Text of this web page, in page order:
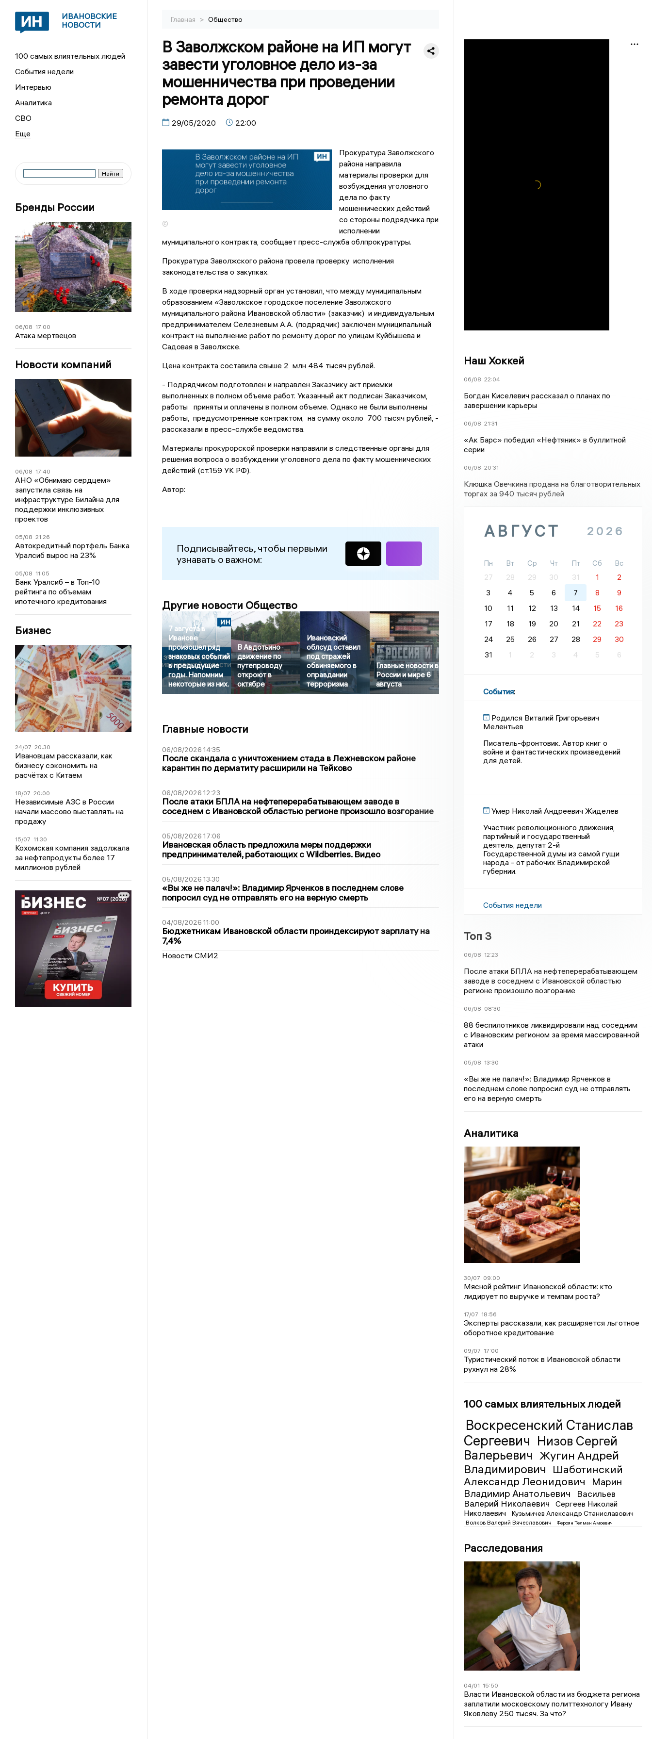
ИВАНОВСКИЕ
НОВОСТИ
100 самых влиятельных людей
События недели
Интервью
Аналитика
СВО
Бренды России
06/08 17:00
Атака мертвецов
Новости компаний
06/08 17:40
АНО «Обнимаю сердцем»
запустила связь на
инфраструктуре Билайна для
поддержки инклюзивных
проектов
05/08 21:26
Автокредитный портфель Банка
Уралсиб вырос на 23%
05/08 11:05
Банк Уралсиб – в Топ-10
рейтинга по объемам
ипотечного кредитования
Бизнес
24/07 20:30
Ивановцам рассказали, как
бизнесу сэкономить на
расчётах с Китаем
18/07 20:00
Независимые АЗС в России
начали массово выставлять на
продажу
15/07 11:30
Кохомская компания задолжала
за нефтепродукты более 17
миллионов рублей
Главная > Общество
В Заволжском районе на ИП могут
завести уголовное дело из-за
мошенничества при проведении
ремонта дорог
29/05/2020 22:00
©
Прокуратура Заволжского
района направила
материалы проверки для
возбуждения уголовного
дела по факту
мошеннических действий
со стороны подрядчика при
исполнении
муниципального контракта, сообщает пресс-служба облпрокуратуры.
Прокуратура Заволжского района провела проверку исполнения
законодательства о закупках.
В ходе проверки надзорный орган установил, что между муниципальным
образованием «Заволжское городское поселение Заволжского
муниципального района Ивановской области» (заказчик) и индивидуальным
предпринимателем Селезневым А.А. (подрядчик) заключен муниципальный
контракт на выполнение работ по ремонту дорог по улицам Куйбышева и
Садовая в Заволжске.
Цена контракта составила свыше 2 млн 484 тысяч рублей.
- Подрядчиком подготовлен и направлен Заказчику акт приемки
выполненных в полном объеме работ. Указанный акт подписан Заказчиком,
работы приняты и оплачены в полном объеме. Однако не были выполнены
работы, предусмотренные контрактом, на сумму около 700 тысяч рублей, -
рассказали в пресс-службе ведомства.
Материалы прокурорской проверки направили в следственные органы для
решения вопроса о возбуждении уголовного дела по факту мошеннических
действий (ст.159 УК РФ).
Автор:
Подписывайтесь, чтобы первыми
узнавать о важном:
Другие новости Общество
7 августа в
Иванове
произошел ряд
знаковых событий
в предыдущие
годы. Напомним
некоторые из них.
В Авдотьино
движение по
путепроводу
откроют в
октябре
Ивановский
облсуд оставил
под стражей
обвиняемого в
оправдании
терроризма
Главные новости в
России и мире 6
августа
Главные новости
06/08/2026 14:35
После скандала с уничтожением стада в Лежневском районе
карантин по дерматиту расширили на Тейково
06/08/2026 12:23
После атаки БПЛА на нефтеперерабатывающем заводе в
соседнем с Ивановской областью регионе произошло возгорание
05/08/2026 17:06
Ивановская область предложила меры поддержки
предпринимателей, работающих с Wildberries. Видео
05/08/2026 13:30
«Вы же не палач!»: Владимир Ярченков в последнем слове
попросил суд не отправлять его на верную смерть
04/08/2026 11:00
Бюджетникам Ивановской области проиндексируют зарплату на
7,4%
Новости СМИ2
Наш Хоккей
06/08 22:04
Богдан Киселевич рассказал о планах по
завершении карьеры
06/08 21:31
«Ак Барс» победил «Нефтяник» в буллитной
серии
06/08 20:31
Клюшка Овечкина продана на благотворительных
торгах за 940 тысяч рублей
АВГУСТ 2026
Пн Вт Ср Чт Пт Сб
Вс
27
28 29 30 31 1
2
3
4 5 6 7 8
9
10
11 12 13 14 15
16
17
18 19 20 21 22
23
24
25 26 27 28 29
30
31
1 2 3 4 5 6
События:
Родился Виталий Григорьевич
Мелентьев
Писатель-фронтовик. Автор книг о
войне и фантастических произведений
для детей.
Умер Николай Андреевич Жиделев
Участник революционного движения,
партийный и государственный
деятель, депутат 2-й
Государственной думы из самой гущи
народа - от рабочих Владимирской
губернии.
События недели
Топ 3
06/08 12:23
После атаки БПЛА на нефтеперерабатывающем
заводе в соседнем с Ивановской областью
регионе произошло возгорание
06/08 08:30
88 беспилотников ликвидировали над соседним
с Ивановским регионом за время массированной
атаки
05/08 13:30
«Вы же не палач!»: Владимир Ярченков в
последнем слове попросил суд не отправлять
его на верную смерть
Аналитика
30/07 09:00
Мясной рейтинг Ивановской области: кто
лидирует по выручке и темпам роста?
17/07 18:56
Эксперты рассказали, как расширяется льготное
оборотное кредитование
09/07 17:00
Туристический поток в Ивановской области
рухнул на 28%
100 самых влиятельных людей
Воскресенский Станислав
Сергеевич Низов Сергей
Валерьевич Жугин Андрей
Владимирович
Шаботинский
Александр Леонидович
Марин
Владимир Анатольевич
Васильев
Валерий Николаевич
Сергеев Николай
Николаевич
Кузьмичев Александр Станиславович
Волков Валерий Вячеславович Фероян Телман Амоевич
Расследования
04/01 15:50
Власти Ивановской области из бюджета региона
заплатили московскому политтехнологу Ивану
Яковлеву 250 тысяч. За что?